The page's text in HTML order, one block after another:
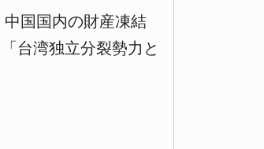
国国内の財産凍結
台湾独立分裂勢力と